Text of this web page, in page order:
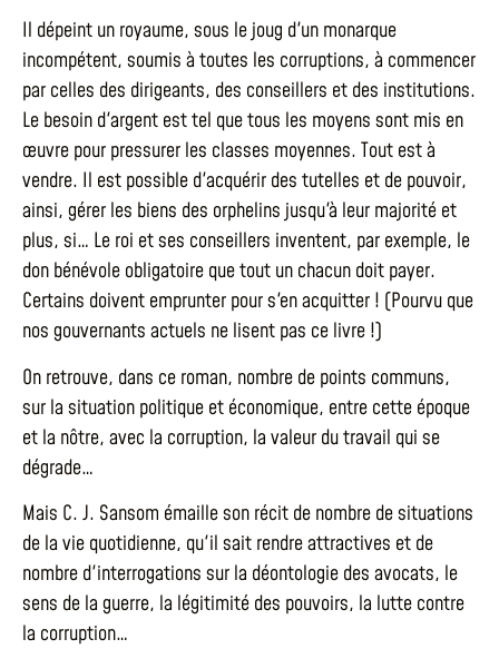
Il dépeint un royaume, sous le joug d'un monarque
incompétent, soumis à toutes les corruptions, à commencer
par celles des dirigeants, des conseillers et des institutions.
Le besoin d'argent est tel que tous les moyens sont mis en
œuvre pour pressurer les classes moyennes. Tout est à
vendre. Il est possible d'acquérir des tutelles et de pouvoir,
ainsi, gérer les biens des orphelins jusqu'à leur majorité et
plus, si… Le roi et ses conseillers inventent, par exemple, le
don bénévole obligatoire que tout un chacun doit payer.
Certains doivent emprunter pour s'en acquitter ! (Pourvu que
nos gouvernants actuels ne lisent pas ce livre !)
On retrouve, dans ce roman, nombre de points communs,
sur la situation politique et économique, entre cette époque
et la nôtre, avec la corruption, la valeur du travail qui se
dégrade…
Mais C. J. Sansom émaille son récit de nombre de situations
de la vie quotidienne, qu'il sait rendre attractives et de
nombre d'interrogations sur la déontologie des avocats, le
sens de la guerre, la légitimité des pouvoirs, la lutte contre
la corruption…